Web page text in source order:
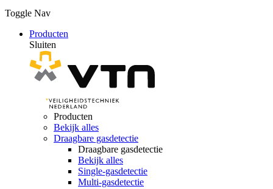
Toggle Nav
Producten
Sluiten
Producten
Bekijk alles
Draagbare gasdetectie
Draagbare gasdetectie
Bekijk alles
Single-gasdetectie
Multi-gasdetectie